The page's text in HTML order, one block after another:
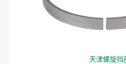
天津螺旋挡